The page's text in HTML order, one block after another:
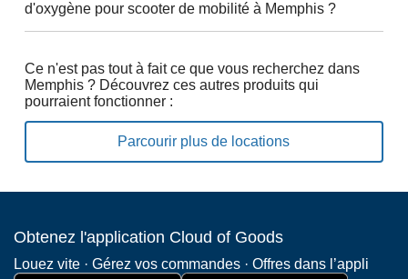
d'oxygène pour scooter de mobilité à Memphis ?
Ce n'est pas tout à fait ce que vous recherchez dans
Memphis ? Découvrez ces autres produits qui
pourraient fonctionner :
Parcourir plus de locations
Obtenez l'application Cloud of Goods
Louez vite · Gérez vos commandes · Offres dans l’appli